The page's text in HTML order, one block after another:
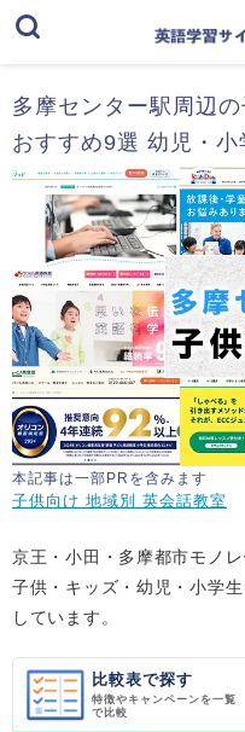
多摩センター駅周辺
おすすめ9選 幼児・小
本記事は一部PRを含みます
子供向け 地域別 英会話教室
京王・小田・多摩都市モノ
子供・キッズ・幼児・小学
しています。
比較表で探す
特徴やキャンペーンを一覧
で比較